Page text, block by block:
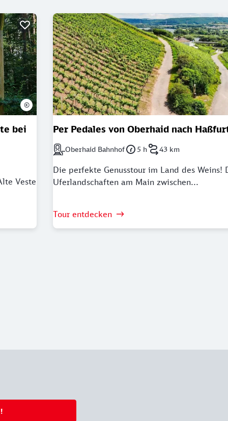
bei
Veste
©
Per Pedales von Oberhaid nach
Nächstgelegener Bahnhof: Oberhaid Bahnhof
Oberhaid BahnhofDauer: 5 Stunden
5 hLänge: 43 Kilometer
43 km
Die perfekte Genusstour im Land des Weins!
Uferlandschaften am Main zwischen...
Tour entdecken